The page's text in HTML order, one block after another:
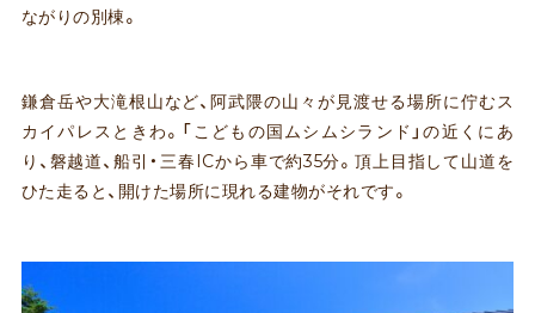
ながりの別棟。
鎌倉岳や大滝根山など、阿武隈の山々が見渡せる場所に佇むス
カイパレスときわ。「こどもの国ムシムシランド」の近くにあ
り、磐越道、船引・三春ICから車で約35分。頂上目指して山道を
ひた走ると、開けた場所に現れる建物がそれです。